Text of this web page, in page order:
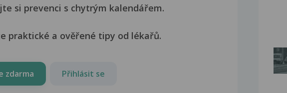
si prevenci s chytrým kalendářem.
praktické a ověřené tipy od lékařů.
zdarma Přihlásit se